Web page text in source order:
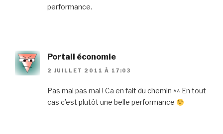
performance.
Portail économie
2 JUILLET 2011 À 17:03
Pas mal pas mal ! Ca en fait du chemin ^^ En tout
cas c’est plutôt une belle performance